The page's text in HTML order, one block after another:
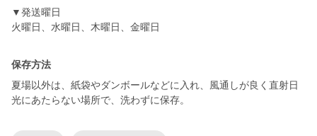
▼発送曜日
火曜日、水曜日、木曜日、金曜日
保存方法
夏場以外は、紙袋やダンボールなどに入れ、風通しが良く直射日
光にあたらない場所で、洗わずに保存。